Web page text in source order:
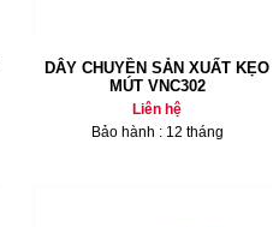
DÂY CHUYỀN SẢN XUẤT KẸO
MÚT VNC302
Liên hệ
Bảo hành : 12 tháng